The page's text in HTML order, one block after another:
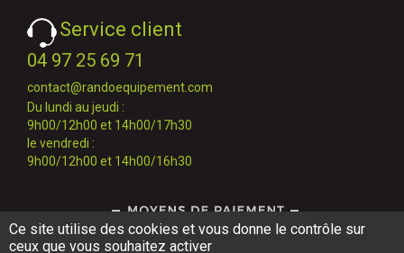
Service client
04 97 25 69 71
contact@randoequipement.com
Du lundi au jeudi :
9h00/12h00 et 14h00/17h30
le vendredi :
9h00/12h00 et 14h00/16h30
Ce site utilise des cookies et vous donne le contrôle sur
ceux que vous souhaitez activer